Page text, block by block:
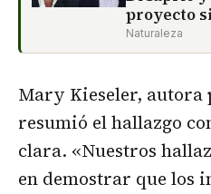
proyecto
Naturaleza
Mary Kieseler,
resumió el hallazgo
clara. «Nuestros
en demostrar que los